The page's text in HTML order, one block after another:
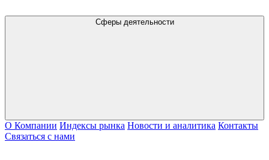
Сферы деятельности
О Компании Индексы рынка Новости и аналитика Контакты
Связаться с нами